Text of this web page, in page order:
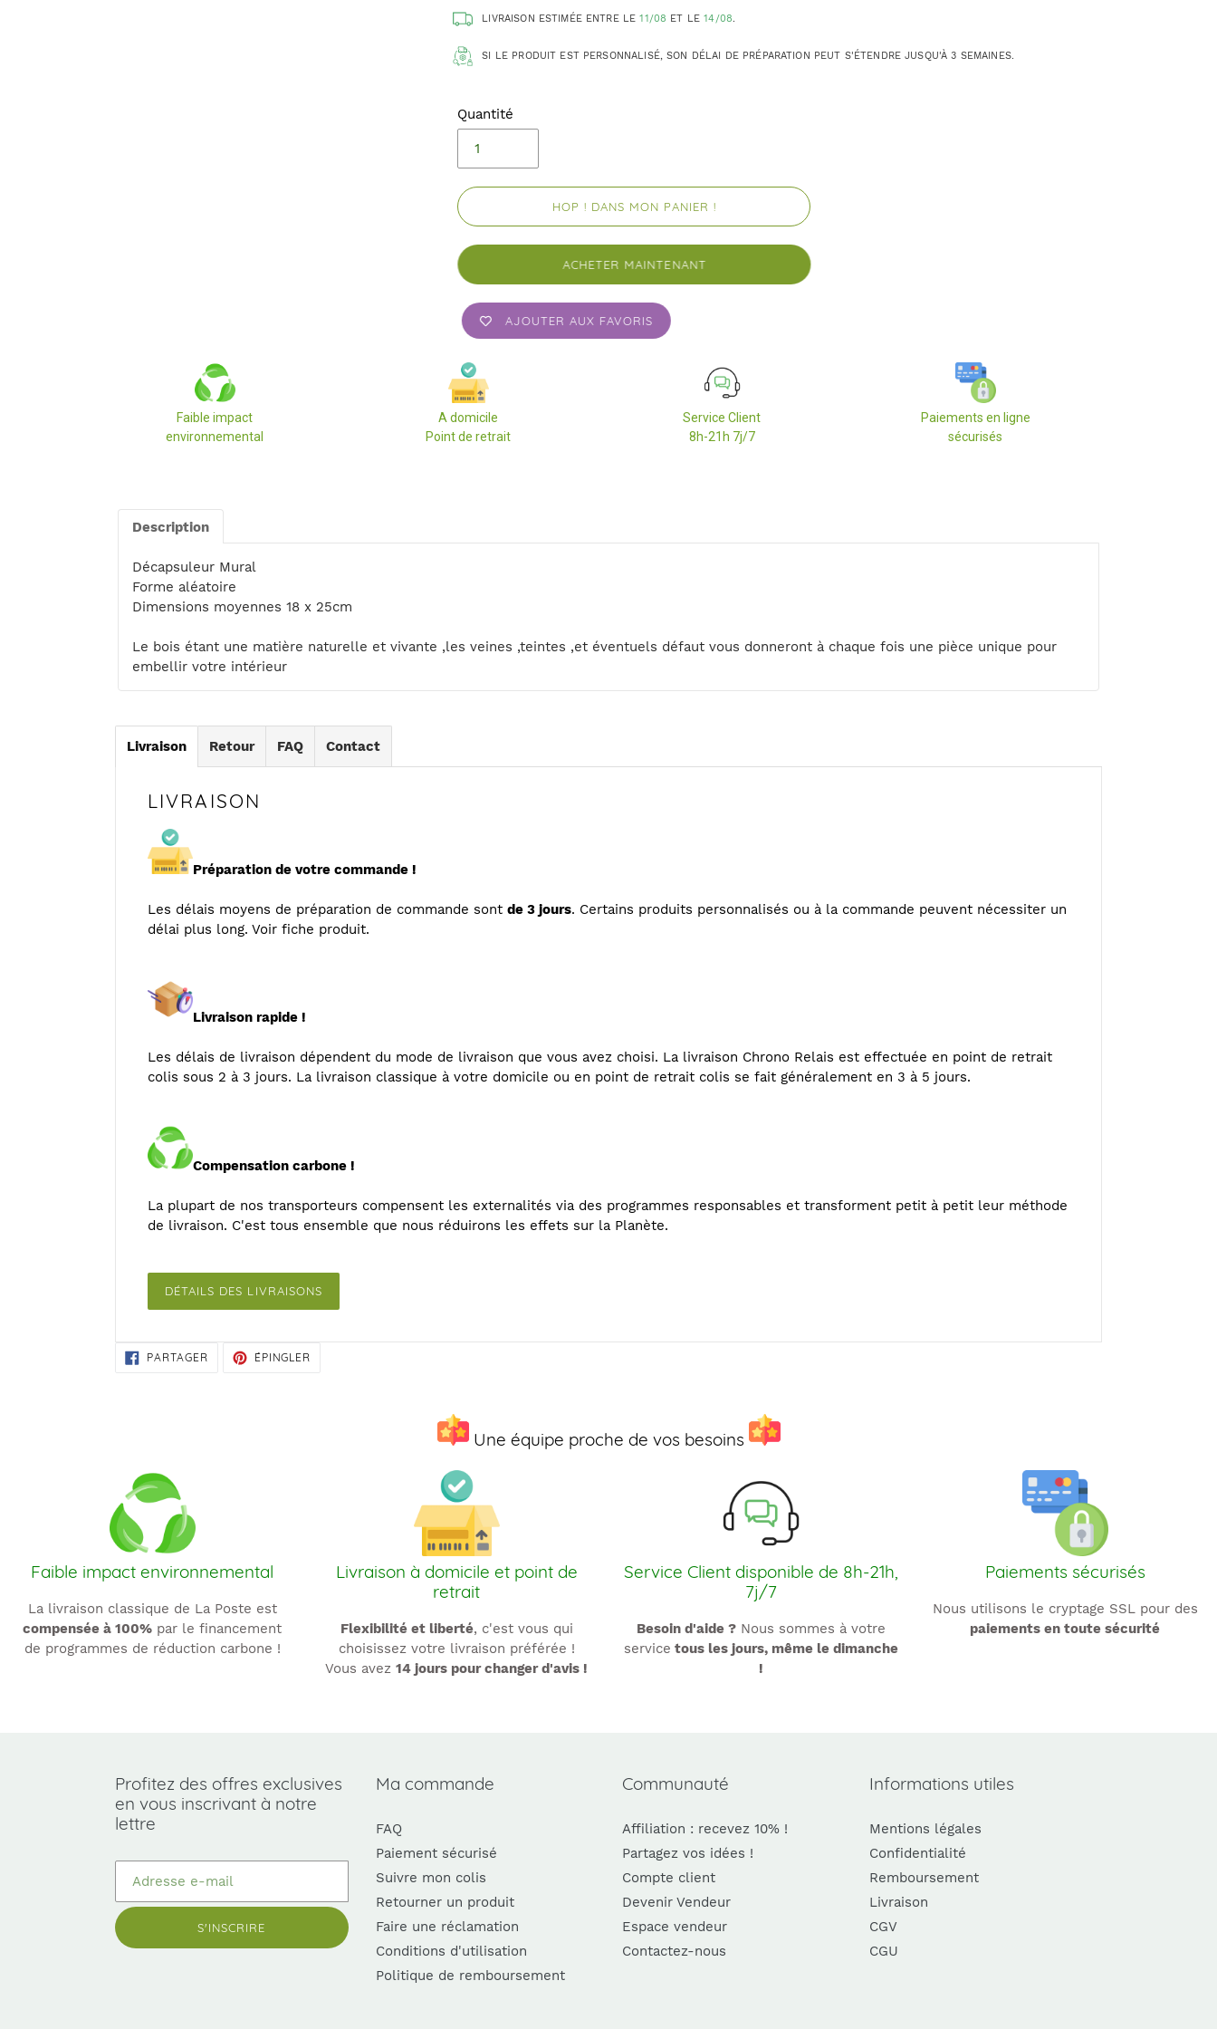
LIVRAISON ESTIMÉE ENTRE LE11/08 ET LE14/08.
SI LE PRODUIT EST PERSONNALISÉ, SON DÉLAI DE PRÉPARATION PEUT S'ÉTENDRE JUSQU'À 3 SEMAINES.
Quantité
HOP ! DANS MON PANIER !
ACHETER MAINTENANT
AJOUTER AUX FAVORIS
Faible impact
environnemental
A domicile
Point de retrait
Service Client
8h-21h 7j/7
Paiements en ligne
sécurisés
produitDescription
Décapsuleur Mural
Forme aléatoire
Dimensions moyennes 18 x 25cm
Le bois étant une matière naturelle et vivante ,les veines ,teintes ,et éventuels défaut vous donneront à chaque fois une pièce unique pour
embellir votre intérieur
Livraison Retour FAQ Contact
LIVRAISON
Préparation de votre commande !
Les délais moyens de préparation de commande sont de 3 jours. Certains produits personnalisés ou à la commande peuvent nécessiter un
délai plus long. Voir fiche produit.
Livraison rapide !
Les délais de livraison dépendent du mode de livraison que vous avez choisi. La livraison Chrono Relais est effectuée en point de retrait
colis sous 2 à 3 jours. La livraison classique à votre domicile ou en point de retrait colis se fait généralement en 3 à 5 jours.
Compensation carbone !
La plupart de nos transporteurs compensent les externalités via des programmes responsables et transforment petit à petit leur méthode
de livraison. C'est tous ensemble que nous réduirons les effets sur la Planète.
DÉTAILS DES LIVRAISONS
PARTAGER PARTAGER
SUR
ÉPINGLER
Une équipe proche de vos besoins
Faible impact environnemental
La livraison classique de La Poste est
compensée à 100% par le financement
de programmes de réduction carbone !
Livraison à domicile et point de
retrait
Flexibilité et liberté, c'est vous qui
choisissez votre livraison préférée !
Vous avez 14 jours pour changer d'avis !
Service Client disponible de 8h-21h,
7j/7
Besoin d'aide ?Nous sommes à votre
service tous les jours, même le dimanche
!
Paiements sécurisés
Nous utilisons le cryptage SSL pour des
paiements en toute sécurité
Profitez des offres exclusives
en vous inscrivant à notre
lettre
S'INSCRIRE
Ma commande
FAQ
Paiement sécurisé
Suivre mon colis
Retourner un produit
Faire une réclamation
Conditions d'utilisation
Politique de remboursement
Communauté
Affiliation : recevez 10% !
Partagez vos idées !
Compte client
Devenir Vendeur
Espace vendeur
Contactez-nous
Informations utiles
Mentions légales
Confidentialité
Remboursement
Livraison
CGV
CGU